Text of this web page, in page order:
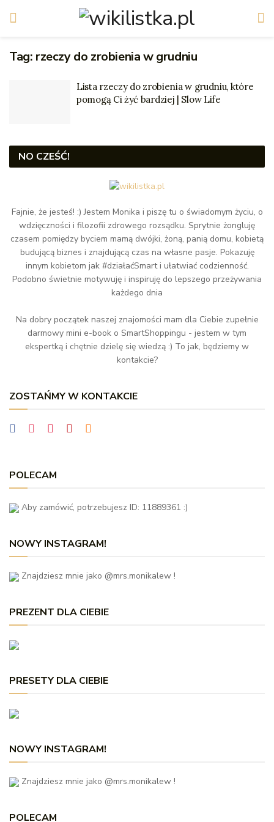
Tag: rzeczy do zrobienia w grudniu
Lista rzeczy do zrobienia w grudniu, które
pomogą Ci żyć bardziej | Slow Life
NO CZEŚĆ!
Fajnie, że jesteś! :) Jestem Monika i piszę tu o świadomym życiu, o
wdzięczności i filozofii zdrowego rozsądku. Sprytnie żongluję
czasem pomiędzy byciem mamą dwójki, żoną, panią domu, kobietą
budującą biznes i znajdującą czas na własne pasje. Pokazuję
innym kobietom jak #działaćSmart i ułatwiać codzienność.
Podobno świetnie motywuję i inspiruję do lepszego przeżywania
każdego dnia
Na dobry początek naszej znajomości mam dla Ciebie zupełnie
darmowy mini e-book o SmartShoppingu - jestem w tym
ekspertką i chętnie dzielę się wiedzą :) To jak, będziemy w
kontakcie?
ZOSTAŃMY W KONTAKCIE
POLECAM
Aby zamówić, potrzebujesz ID: 11889361 :)
NOWY INSTAGRAM!
Znajdziesz mnie jako @mrs.monikalew !
PREZENT DLA CIEBIE
PRESETY DLA CIEBIE
NOWY INSTAGRAM!
Znajdziesz mnie jako @mrs.monikalew !
POLECAM